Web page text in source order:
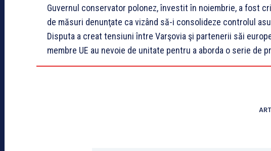
Guvernul conservator polonez, învestit în noiembrie, a fost
de măsuri denunţate ca vizând să-i consolideze controlul
Disputa a creat tensiuni între Varşovia şi partenerii săi
membre UE au nevoie de unitate pentru a aborda o serie de